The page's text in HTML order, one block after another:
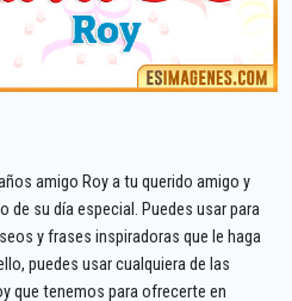
amigo Roy a tu querido amigo y
de su día especial. Puedes usar para
y frases inspiradoras que le haga
puedes usar cualquiera de las
que tenemos para ofrecerte en